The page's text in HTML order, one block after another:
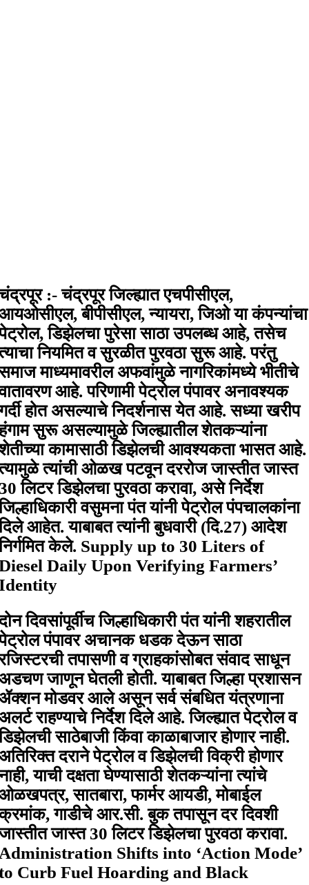
:- चंद्रपूर जिल्ह्यात एचपीसीएल,
बीपीसीएल, न्यायरा, जिओ या कंपन्यांचा
डिझेलचा पुरेसा साठा उपलब्ध आहे, तसेच
नियमित व सुरळीत पुरवठा सुरू आहे. परंतु
माध्यमावरील अफवांमुळे नागरिकांमध्ये भीतीचे
आहे. परिणामी पेट्रोल पंपावर अनावश्यक
होत असल्याचे निदर्शनास येत आहे. सध्या खरीप
सुरू असल्यामुळे जिल्ह्यातील शेतकऱ्यांना
कामासाठी डिझेलची आवश्यकता भासत आहे.
त्यांची ओळख पटवून दररोज जास्तीत जास्त
लिटर डिझेलचा पुरवठा करावा, असे निर्देश
वसुमना पंत यांनी पेट्रोल पंपचालकांना
आहेत. याबाबत त्यांनी बुधवारी (दि.27) आदेश
केले. Supply up to 30 Liters of
Daily Upon Verifying Farmers’
दिवसांपूर्वीच जिल्हाधिकारी पंत यांनी शहरातील
पंपावर अचानक धडक देऊन साठा
तपासणी व ग्राहकांसोबत संवाद साधून
जाणून घेतली होती. याबाबत जिल्हा प्रशासन
मोडवर आले असून सर्व संबधित यंत्रणाना
राहण्याचे निर्देश दिले आहे. जिल्ह्यात पेट्रोल व
साठेबाजी किंवा काळाबाजार होणार नाही.
दराने पेट्रोल व डिझेलची विक्री होणार
याची दक्षता घेण्यासाठी शेतकऱ्यांना त्यांचे
सातबारा, फार्मर आयडी, मोबाईल
गाडीचे आर.सी. बुक तपासून दर दिवशी
जास्त 30 लिटर डिझेलचा पुरवठा करावा.
Shifts into ‘Action Mode’
Curb Fuel Hoarding and Black